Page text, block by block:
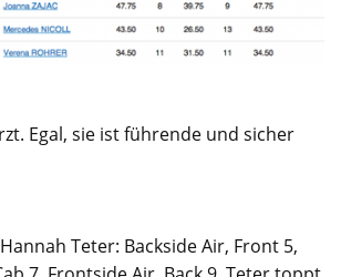
Egal, sie ist führende und sicher
Teter: Backside Air, Front 5,